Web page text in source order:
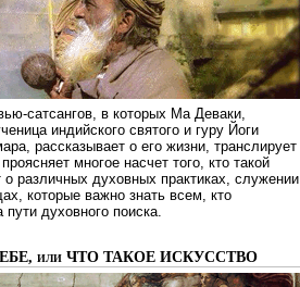
сатсангов, в которых Ма Деваки,
индийского святого и гуру Йоги
рассказывает о его жизни, транслирует
многое насчет того, кто такой
о различных духовных практиках, служении
которые важно знать всем, кто
пути духовного поиска.
или ЧТО ТАКОЕ ИСКУССТВО